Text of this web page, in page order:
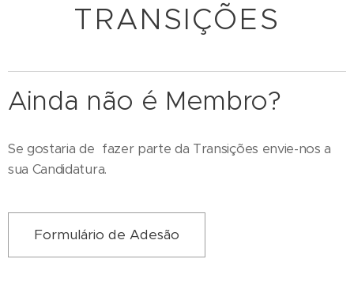
TRANSIÇÕES
Ainda não é Membro?
Se gostaria de fazer parte da Transições envie-nos a
sua Candidatura.
Formulário de Adesão